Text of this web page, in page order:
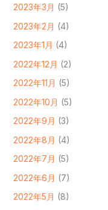
2023年3月 (5)
2023年2月 (4)
2023年1月 (4)
2022年12月 (2)
2022年11月 (5)
2022年10月 (5)
2022年9月 (3)
2022年8月 (4)
2022年7月 (5)
2022年6月 (7)
2022年5月 (8)